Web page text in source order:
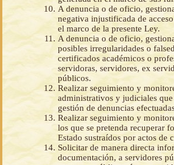
A denuncia o de oficio,
negativa injustificada de
el marco de la presente Ley.
A denuncia o de oficio,
posibles irregularidades o
certificados académicos o
servidoras, servidores, ex
públicos.
Realizar seguimiento y
administrativos y judiciales que
gestión de denuncias
Realizar seguimiento y
los que se pretenda recuperar
Estado sustraídos por actos de
Solicitar de manera directa
documentación, a servidores